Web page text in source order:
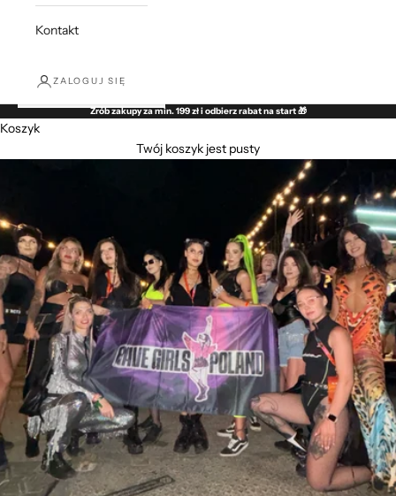
Kontakt
ZALOGUJ SIĘ
Zrób zakupy za min. 199 zł i odbierz rabat na start 🎁
Koszyk
Twój koszyk jest pusty